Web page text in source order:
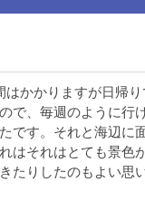
はかかりますが日帰り
で、毎週のように行
です。それと海辺に
はそれはとても景色
たりしたのもよい思